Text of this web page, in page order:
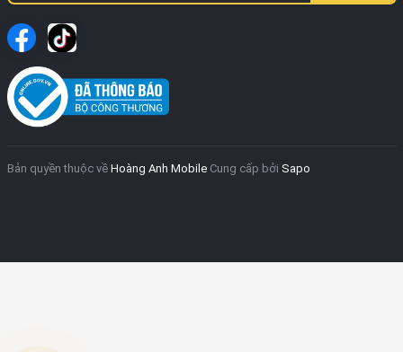
Bản quyền thuộc về Hoàng Anh Mobile Cung cấp bởi Sapo